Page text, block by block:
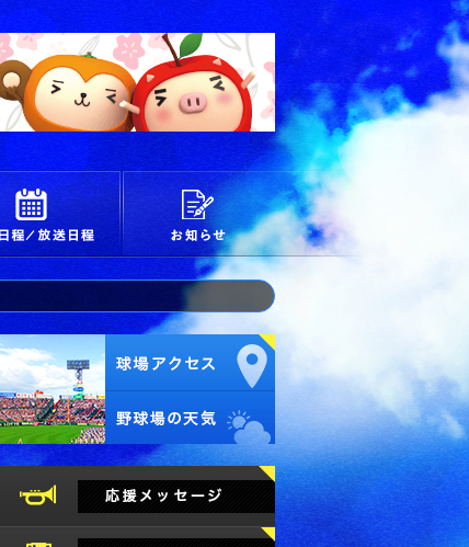
大会日程/放送日程